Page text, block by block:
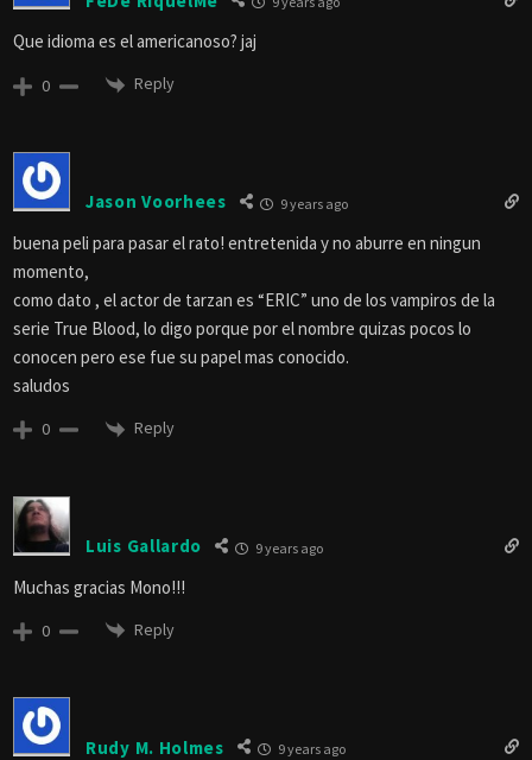
Que idioma es el americanoso? jaj
0 Reply
Jason Voorhees 9 years ago
buena peli para pasar el rato! entretenida y no aburre en ningun
momento,
como dato , el actor de tarzan es “ERIC” uno de los vampiros de la
serie True Blood, lo digo porque por el nombre quizas pocos lo
conocen pero ese fue su papel mas conocido.
saludos
0 Reply
Luis Gallardo 9 years ago
Muchas gracias Mono!!!
0 Reply
Rudy M. Holmes 9 years ago